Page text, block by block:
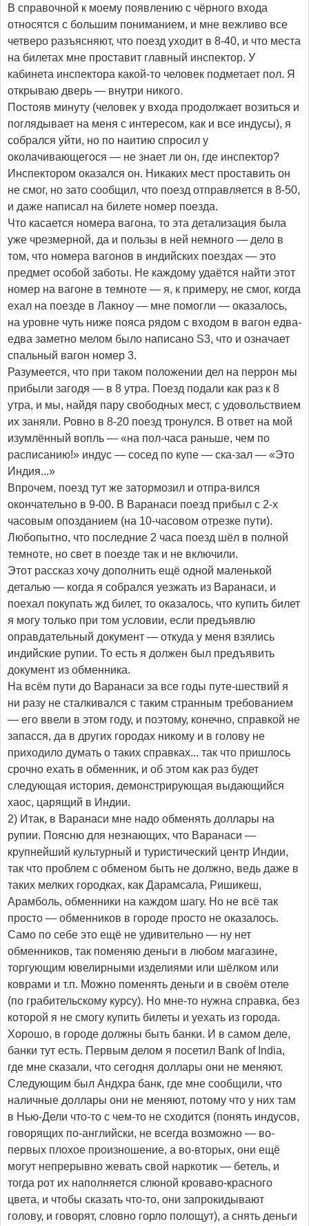
В справочной к моему появлению с чёрного входа
относятся с большим пониманием, и мне вежливо все
четверо разъясняют, что поезд уходит в 8-40, и что места
на билетах мне проставит главный инспектор. У
кабинета инспектора какой-то человек подметает пол. Я
открываю дверь — внутри никого.
Постояв минуту (человек у входа продолжает возиться и
поглядывает на меня с интересом, как и все индусы), я
собрался уйти, но по наитию спросил у
околачивающегося — не знает ли он, где инспектор?
Инспектором оказался он. Никаких мест проставить он
не смог, но зато сообщил, что поезд отправляется в 8-50,
и даже написал на билете номер поезда.
Что касается номера вагона, то эта детализация была
уже чрезмерной, да и пользы в ней немного — дело в
том, что номера вагонов в индийских поездах — это
предмет особой заботы. Не каждому удаётся найти этот
номер на вагоне в темноте — я, к примеру, не смог, когда
ехал на поезде в Лакноу — мне помогли — оказалось,
на уровне чуть ниже пояса рядом с входом в вагон едва-
едва заметно мелом было написано S3, что и означает
спальный вагон номер 3.
Разумеется, что при таком положении дел на перрон мы
прибыли загодя — в 8 утра. Поезд подали как раз к 8
утра, и мы, найдя пару свободных мест, с удовольствием
их заняли. Ровно в 8-20 поезд тронулся. В ответ на мой
изумлённый вопль — «на пол-часа раньше, чем по
расписанию!» индус — сосед по купе — ска-зал — «Это
Индия...»
Впрочем, поезд тут же затормозил и отпра-вился
окончательно в 9-00. В Варанаси поезд прибыл с 2-х
часовым опозданием (на 10-часовом отрезке пути).
Любопытно, что последние 2 часа поезд шёл в полной
темноте, но свет в поезде так и не включили.
Этот рассказ хочу дополнить ещё одной маленькой
деталью — когда я собрался уезжать из Варанаси, и
поехал покупать жд билет, то оказалось, что купить билет
я могу только при том условии, если предъявлю
оправдательный документ — откуда у меня взялись
индийские рупии. То есть я должен был предъявить
документ из обменника.
На всём пути до Варанаси за все годы путе-шествий я
ни разу не сталкивался с таким странным требованием
— его ввели в этом году, и поэтому, конечно, справкой не
запасся, да в других городах никому и в голову не
приходило думать о таких справках... так что пришлось
срочно ехать в обменник, и об этом как раз будет
следующая история, демонстрирующая выдающийся
хаос, царящий в Индии.
2) Итак, в Варанаси мне надо обменять доллары на
рупии. Поясню для незнающих, что Варанаси —
крупнейший культурный и туристический центр Индии,
так что проблем с обменом быть не должно, ведь даже в
таких мелких городках, как Дарамсала, Ришикеш,
Арамболь, обменники на каждом шагу. Но не всё так
просто — обменников в городе просто не оказалось.
Само по себе это ещё не удивительно — ну нет
обменников, так поменяю деньги в любом магазине,
торгующим ювелирными изделиями или шёлком или
коврами и т.п. Можно поменять деньги и в своём отеле
(по грабительскому курсу). Но мне-то нужна справка, без
которой я не смогу купить билеты и уехать из города.
Хорошо, в городе должны быть банки. И в самом деле,
банки тут есть. Первым делом я посетил Bank of India,
где мне сказали, что сегодня доллары они не меняют.
Следующим был Андхра банк, где мне сообщили, что
наличные доллары они не меняют, потому что у них там
в Нью-Дели что-то с чем-то не сходится (понять индусов,
говорящих по-английски, не всегда возможно — во-
первых плохое произношение, а во-вторых, они ещё
могут непрерывно жевать свой наркотик — бетель, и
тогда рот их наполняется слюной кроваво-красного
цвета, и чтобы сказать что-то, они запрокидывают
голову, и говорят, словно горло полощут), а снять деньги